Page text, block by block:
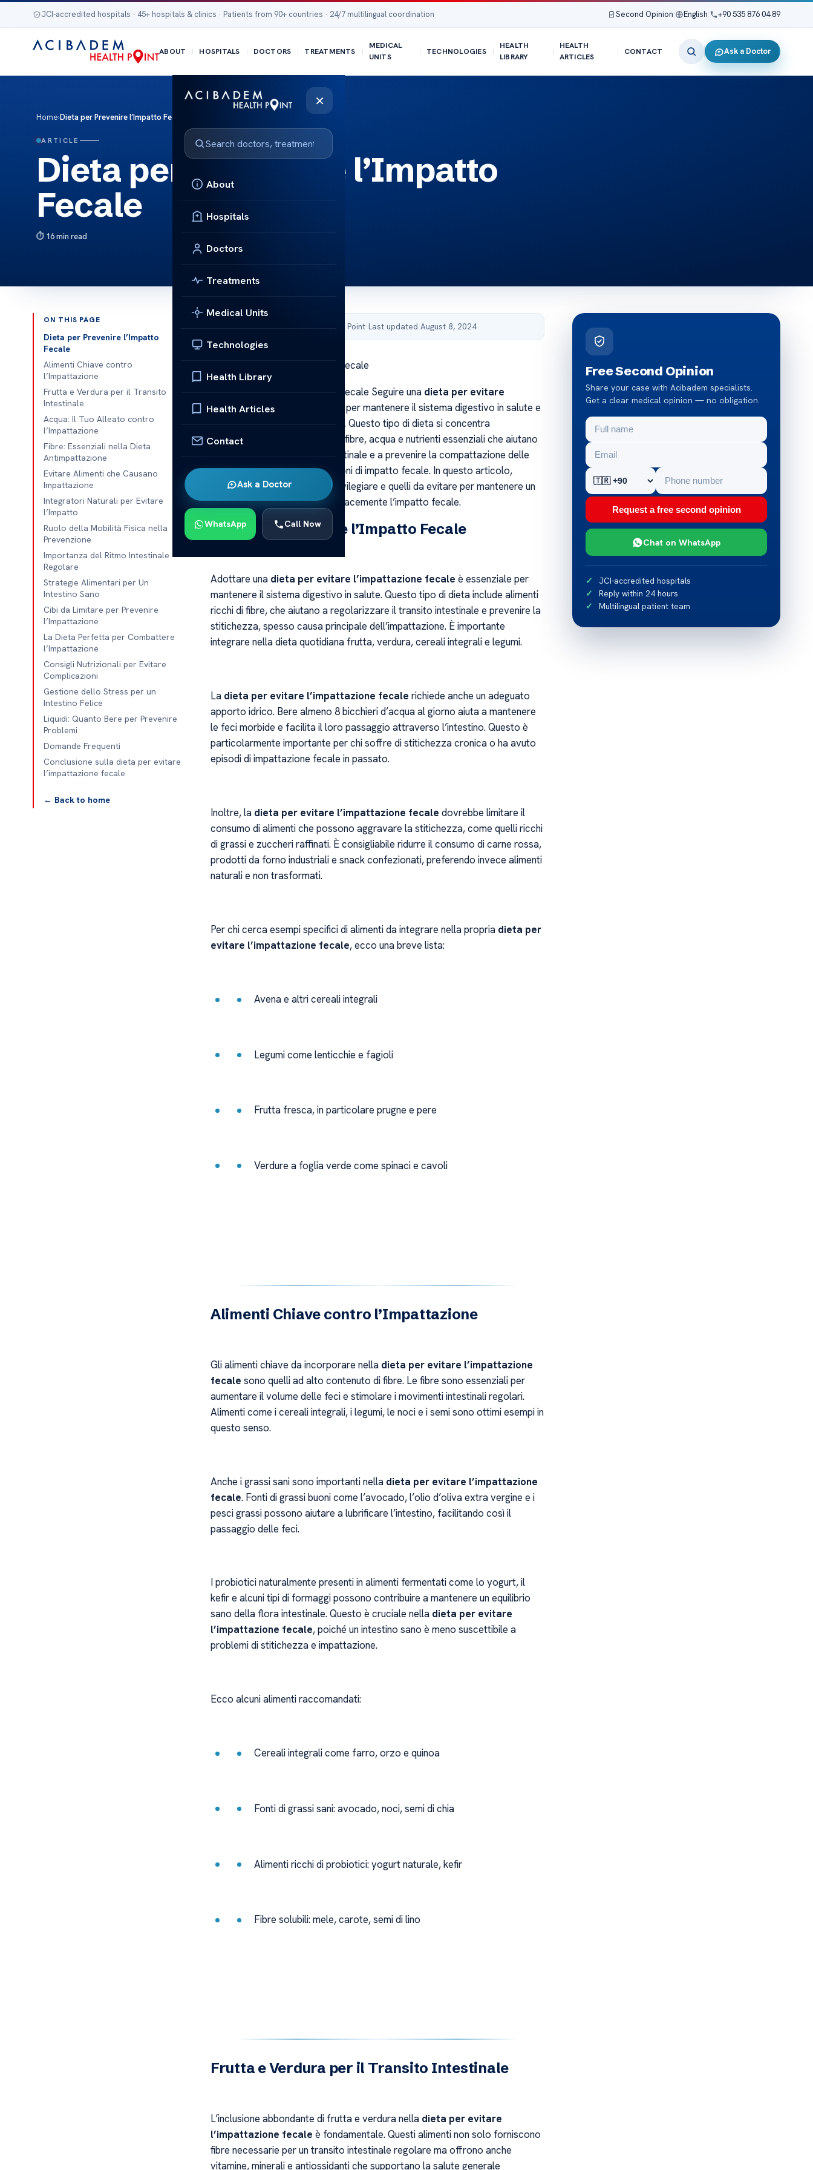
JCI-accredited hospitals · 45+ hospitals & clinics · Patients from 90+ countries · 24/7 multilingual coordination Second Opinion English +90 535 876 04 89
ABOUT HOSPITALS DOCTORS TREATMENTS
MEDICAL
UNITS
TECHNOLOGIES
HEALTH
LIBRARY
HEALTH
ARTICLES
CONTACT Ask a Doctor
×
About
Hospitals
Doctors
Treatments
Medical Units
Technologies
Health Library
Health Articles
Contact
Ask a Doctor
WhatsApp Call Now
Home›Dieta per Prevenire l’Impatto Fecale
ARTICLE
Dieta per Prevenire l’Impatto
Fecale
16 min read
ON THIS PAGE
Dieta per Prevenire l’Impatto
Fecale
Alimenti Chiave contro
l’Impattazione
Frutta e Verdura per il Transito
Intestinale
Acqua: Il Tuo Alleato contro
l’Impattazione
Fibre: Essenziali nella Dieta
Antimpattazione
Evitare Alimenti che Causano
Impattazione
Integratori Naturali per Evitare
l’Impatto
Ruolo della Mobilità Fisica nella
Prevenzione
Importanza del Ritmo Intestinale
Regolare
Strategie Alimentari per Un
Intestino Sano
Cibi da Limitare per Prevenire
l’Impattazione
La Dieta Perfetta per Combattere
l’Impattazione
Consigli Nutrizionali per Evitare
Complicazioni
Gestione dello Stress per un
Intestino Felice
Liquidi: Quanto Bere per Prevenire
Problemi
Domande Frequenti
Conclusione sulla dieta per evitare
l’impattazione fecale
← Back to home
Published by Acibadem Health Point·Last updated August 8, 2024
Dieta per Prevenire l’Impatto Fecale
Dieta per Prevenire l’Impatto Fecale Seguire una dieta per evitare
l’impatto fecale
è essenziale per mantenere il sistema digestivo in salute e
prevenire condizioni spiacevoli. Questo tipo di dieta si concentra
sull’incremento dell’apporto di fibre, acqua e nutrienti essenziali che aiutano
a regolarizzare il transito intestinale e a prevenire la compattazione delle
feci, che può portare a situazioni di impatto fecale. In questo articolo,
esploreremo gli alimenti da privilegiare e quelli da evitare per mantenere un
intestino sano e prevenire efficacemente l’impatto fecale.
Dieta per Prevenire l’Impatto Fecale
Adottare una dieta per evitare l’impattazione fecale è essenziale per
mantenere il sistema digestivo in salute. Questo tipo di dieta include alimenti
ricchi di fibre, che aiutano a regolarizzare il transito intestinale e prevenire la
stitichezza, spesso causa principale dell’impattazione. È importante
integrare nella dieta quotidiana frutta, verdura, cereali integrali e legumi.
La dieta per evitare l’impattazione fecale richiede anche un adeguato
apporto idrico. Bere almeno 8 bicchieri d’acqua al giorno aiuta a mantenere
le feci morbide e facilita il loro passaggio attraverso l’intestino. Questo è
particolarmente importante per chi soffre di stitichezza cronica o ha avuto
episodi di impattazione fecale in passato.
Inoltre, la dieta per evitare l’impattazione fecale dovrebbe limitare il
consumo di alimenti che possono aggravare la stitichezza, come quelli ricchi
di grassi e zuccheri raffinati. È consigliabile ridurre il consumo di carne rossa,
prodotti da forno industriali e snack confezionati, preferendo invece alimenti
naturali e non trasformati.
Per chi cerca esempi specifici di alimenti da integrare nella propria dieta per
evitare l’impattazione fecale, ecco una breve lista:
Avena e altri cereali integrali
Legumi come lenticchie e fagioli
Frutta fresca, in particolare prugne e pere
Verdure a foglia verde come spinaci e cavoli
Alimenti Chiave contro l’Impattazione
Gli alimenti chiave da incorporare nella dieta per evitare l’impattazione
fecale sono quelli ad alto contenuto di fibre. Le fibre sono essenziali per
aumentare il volume delle feci e stimolare i movimenti intestinali regolari.
Alimenti come i cereali integrali, i legumi, le noci e i semi sono ottimi esempi in
questo senso.
Anche i grassi sani sono importanti nella dieta per evitare l’impattazione
fecale. Fonti di grassi buoni come l’avocado, l’olio d’oliva extra vergine e i
pesci grassi possono aiutare a lubrificare l’intestino, facilitando così il
passaggio delle feci.
I probiotici naturalmente presenti in alimenti fermentati come lo yogurt, il
kefir e alcuni tipi di formaggi possono contribuire a mantenere un equilibrio
sano della flora intestinale. Questo è cruciale nella dieta per evitare
l’impattazione fecale, poiché un intestino sano è meno suscettibile a
problemi di stitichezza e impattazione.
Ecco alcuni alimenti raccomandati:
Cereali integrali come farro, orzo e quinoa
Fonti di grassi sani: avocado, noci, semi di chia
Alimenti ricchi di probiotici: yogurt naturale, kefir
Fibre solubili: mele, carote, semi di lino
Frutta e Verdura per il Transito Intestinale
L’inclusione abbondante di frutta e verdura nella dieta per evitare
l’impattazione fecale è fondamentale. Questi alimenti non solo forniscono
fibre necessarie per un transito intestinale regolare ma offrono anche
vitamine, minerali e antiossidanti che supportano la salute generale
Free Second Opinion
Share your case with Acibadem specialists.
Get a clear medical opinion — no obligation.
Request a free second opinion
Chat on WhatsApp
JCI-accredited hospitals
Reply within 24 hours
Multilingual patient team